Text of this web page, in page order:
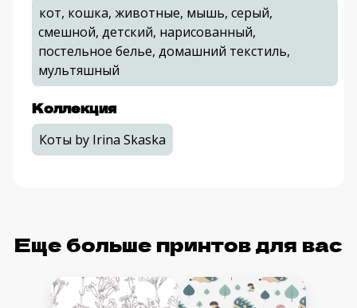
кот, кошка, животные, мышь, серый,
смешной, детский, нарисованный,
постельное белье, домашний текстиль,
мультяшный
Коллекция
Коты by Irina Skaska
Еще больше принтов для вас